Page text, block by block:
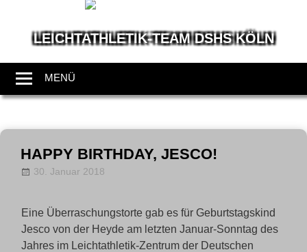
LEICHTATHLETIK-TEAM DSHS KÖLN
leben
Leichtathletik
MENÜ
Zum
Inhalt
springen
HAPPY BIRTHDAY, JESCO!
30. Januar 2018
Eine Überraschungstorte gab es für Geburtstagskind
Jesco von der Heyde am letzten Januar-Sonntag des
Jahres im Leichtathletik-Zentrum der Deutschen